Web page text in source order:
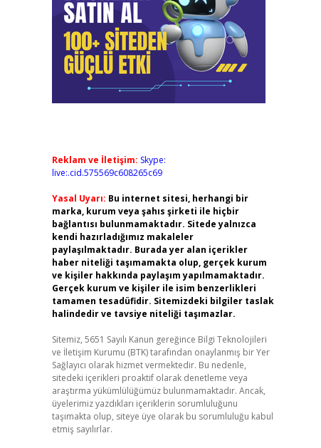
Reklam ve İletişim: Skype:
live:.cid.575569c608265c69
Yasal Uyarı: Bu internet sitesi, herhangi bir
marka, kurum veya şahıs şirketi ile hiçbir
bağlantısı bulunmamaktadır. Sitede yalnızca
kendi hazırladığımız makaleler
paylaşılmaktadır. Burada yer alan içerikler
haber niteliği taşımamakta olup, gerçek kurum
ve kişiler hakkında paylaşım yapılmamaktadır.
Gerçek kurum ve kişiler ile isim benzerlikleri
tamamen tesadüfidir. Sitemizdeki bilgiler taslak
halindedir ve tavsiye niteliği taşımazlar.
Sitemiz, 5651 Sayılı Kanun gereğince Bilgi Teknolojileri
ve İletişim Kurumu (BTK) tarafından onaylanmış bir Yer
Sağlayıcı olarak hizmet vermektedir. Bu nedenle,
sitedeki içerikleri proaktif olarak denetleme veya
araştırma yükümlülüğümüz bulunmamaktadır. Ancak,
üyelerimiz yazdıkları içeriklerin sorumluluğunu
taşımakta olup, siteye üye olarak bu sorumluluğu kabul
etmiş sayılırlar.